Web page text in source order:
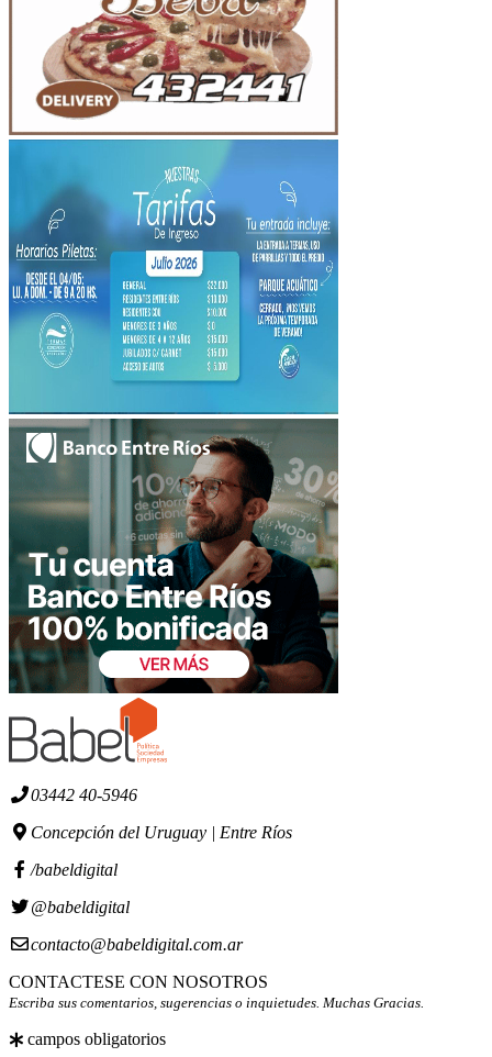
03442 40-5946
Concepción del Uruguay | Entre Ríos
/babeldigital
@babeldigital
contacto@babeldigital.com.ar
CONTACTESE CON NOSOTROS
Escriba sus comentarios, sugerencias o inquietudes. Muchas Gracias.
campos obligatorios